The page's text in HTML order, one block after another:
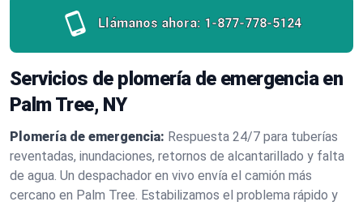
Llámanos ahora: 1-877-778-5124
Servicios de plomería de emergencia en
Palm Tree, NY
Plomería de emergencia: Respuesta 24/7 para tuberías
reventadas, inundaciones, retornos de alcantarillado y falta
de agua. Un despachador en vivo envía el camión más
cercano en Palm Tree. Estabilizamos el problema rápido y